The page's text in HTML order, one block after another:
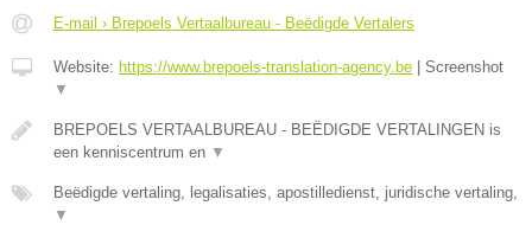
E-mail › Brepoels Vertaalbureau - Beëdigde Vertalers
Website: https://www.brepoels-translation-agency.be
Screenshot
▼
BREPOELS VERTAALBUREAU - BEËDIGDE VERTALINGEN is
een kenniscentrum en ▼
Beëdigde vertaling, legalisaties, apostilledienst, juridische vertaling,
▼